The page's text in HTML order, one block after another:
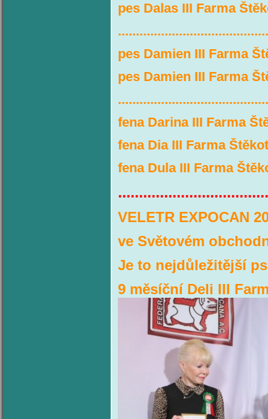
pes Dalas III Farma
pes Damien III Farma
pes Damien III Farma
fena Darina III Farma
fena Dia III Farma
fena Dula III Farma
VELETR EXPOCAN
ve Světovém
Je to nejdůležitější
9 měsíční Deli III